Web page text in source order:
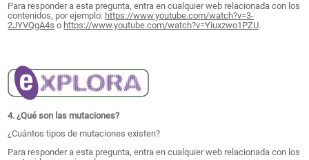
Para responder a esta pregunta, entra en cualquier web relacionada con los
contenidos, por ejemplo: https://www.youtube.com/watch?v=3-
2JYVQgA4s o https://www.youtube.com/watch?v=Yiuxzwo1PZU.
4. ¿Qué son las mutaciones?
¿Cuántos tipos de mutaciones existen?
Para responder a esta pregunta, entra en cualquier web relacionada con los